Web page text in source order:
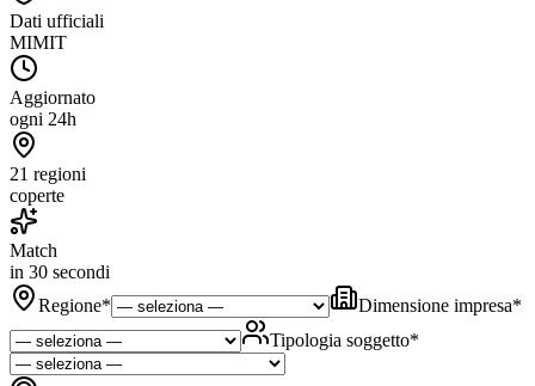
Dati ufficiali
MIMIT
Aggiornato
ogni 24h
21 regioni
coperte
Match
in 30 secondi
Regione* Dimensione impresa*
Tipologia soggetto*